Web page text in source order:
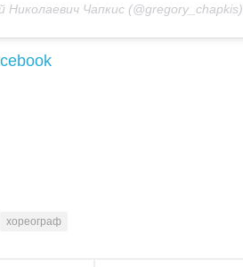
Николаевич Чапкис (@gregory_chapkis)
хореограф